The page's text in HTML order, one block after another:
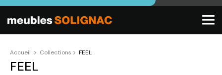
Accueil Collections FEEL
FEEL